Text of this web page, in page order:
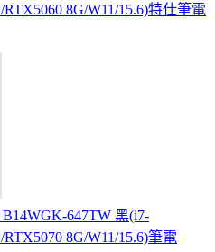
8G/W11/15.6)特仕筆電
647TW 黑(i7-
8G/W11/15.6)筆電